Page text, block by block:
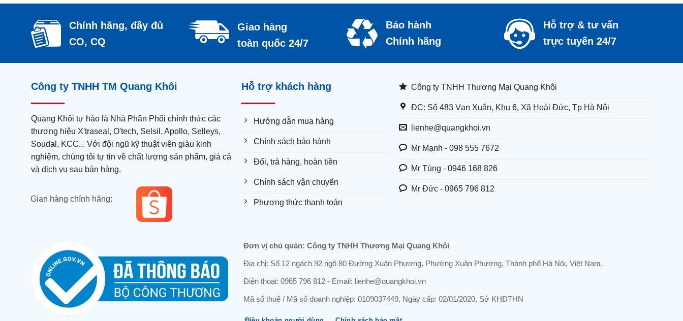
Chính hãng, đầy đủ
CO, CQ
Giao hàng
toàn quốc 24/7
Bảo hành
Chính hãng
Hỗ trợ & tư vấn
trực tuyến 24/7
Công ty TNHH TM Quang Khôi
Quang Khôi tự hào là Nhà Phân Phối chính thức các
thương hiệu X'traseal, O'tech, Selsil, Apollo, Selleys,
Soudal, KCC... Với đội ngũ kỹ thuật viên giàu kinh
nghiệm, chúng tôi tự tin về chất lượng sản phẩm, giá cả
và dịch vụ sau bán hàng.
Gian hàng chính hãng:
Hỗ trợ khách hàng
Hướng dẫn mua hàng
Chính sách bảo hành
Đổi, trả hàng, hoàn tiền
Chính sách vận chuyển
Phương thức thanh toán
Công ty TNHH Thương Mại Quang Khôi
ĐC: Số 483 Vạn Xuân, Khu 6, Xã Hoài Đức, Tp Hà Nội
lienhe@quangkhoi.vn
Mr Mạnh - 098 555 7672
Mr Tùng - 0946 168 826
Mr Đức - 0965 796 812
Đơn vị chủ quản: Công ty TNHH Thương Mại Quang Khôi
Địa chỉ: Số 12 ngách 92 ngõ 80 Đường Xuân Phương, Phường Xuân Phương, Thành phố Hà Nội, Việt Nam.
Điện thoại: 0965 796 812 - Email: lienhe@quangkhoi.vn
Mã số thuế / Mã số doanh nghiệp: 0109037449, Ngày cấp: 02/01/2020, Sở KHĐTHN